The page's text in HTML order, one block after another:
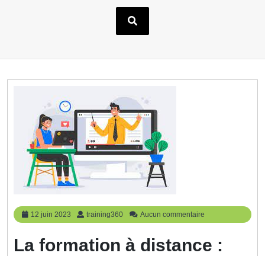
12 juin 2023
12
juin
training360 training360
Aucun commentaire
La formation à distance :